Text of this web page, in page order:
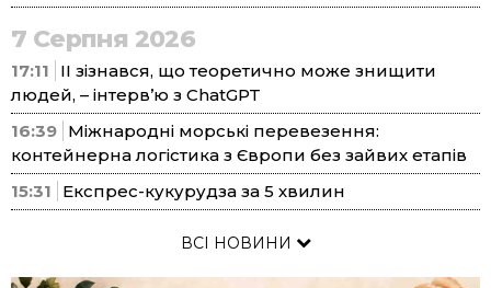
7 Серпня 2026
17:11
ІІ зізнався, що теоретично може знищити
людей, – інтерв’ю з ChatGPT
16:39 Міжнародні морські перевезення:
контейнерна логістика з Європи без зайвих етапів
15:31
Експрес-кукурудза за 5 хвилин
ВСІ НОВИНИ